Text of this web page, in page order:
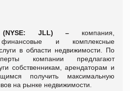
NYSE: JLL) – компания,
финансовые и комплексные
в области недвижимости. По
компании предлагают
собственникам, арендаторам и
получить максимальную
на рынке недвижимости.